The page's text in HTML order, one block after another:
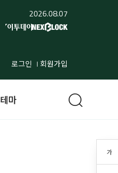
2026.08.07
로그인 회원가입
가
테마